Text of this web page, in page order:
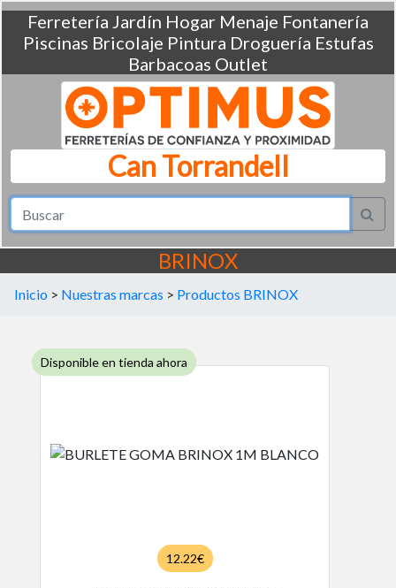
Ferretería Jardín Hogar Menaje Fontanería
Piscinas Bricolaje Pintura Droguería Estufas
Barbacoas Outlet
Can Torrandell
BRINOX
Inicio > Nuestras marcas > Productos BRINOX
Disponible en tienda ahora
12.22€